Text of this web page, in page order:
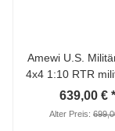
Amewi U.S.
4x4 1:10 RTR
639,00 € *
Alter Preis: